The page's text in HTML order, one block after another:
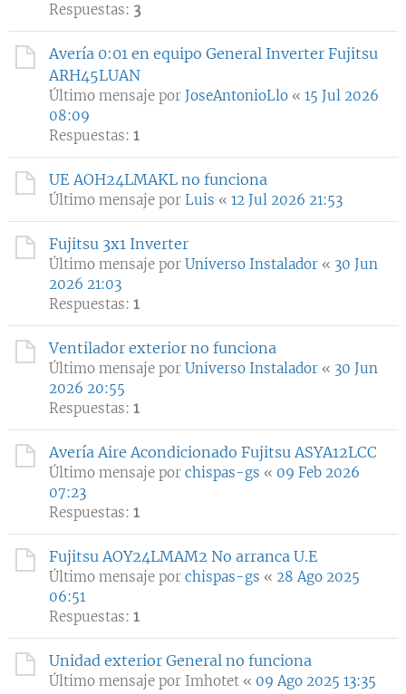
Respuestas: 3
Avería 0:01 en equipo General Inverter Fujitsu
ARH45LUAN
Último mensaje por JoseAntonioLlo « 15 Jul 2026
08:09
Respuestas: 1
UE AOH24LMAKL no funciona
Último mensaje por Luis « 12 Jul 2026 21:53
Fujitsu 3x1 Inverter
Último mensaje por Universo Instalador « 30 Jun
2026 21:03
Respuestas: 1
Ventilador exterior no funciona
Último mensaje por Universo Instalador « 30 Jun
2026 20:55
Respuestas: 1
Avería Aire Acondicionado Fujitsu ASYA12LCC
Último mensaje por chispas-gs « 09 Feb 2026
07:23
Respuestas: 1
Fujitsu AOY24LMAM2 No arranca U.E
Último mensaje por chispas-gs « 28 Ago 2025
06:51
Respuestas: 1
Unidad exterior General no funciona
Último mensaje por Imhotet « 09 Ago 2025 13:35